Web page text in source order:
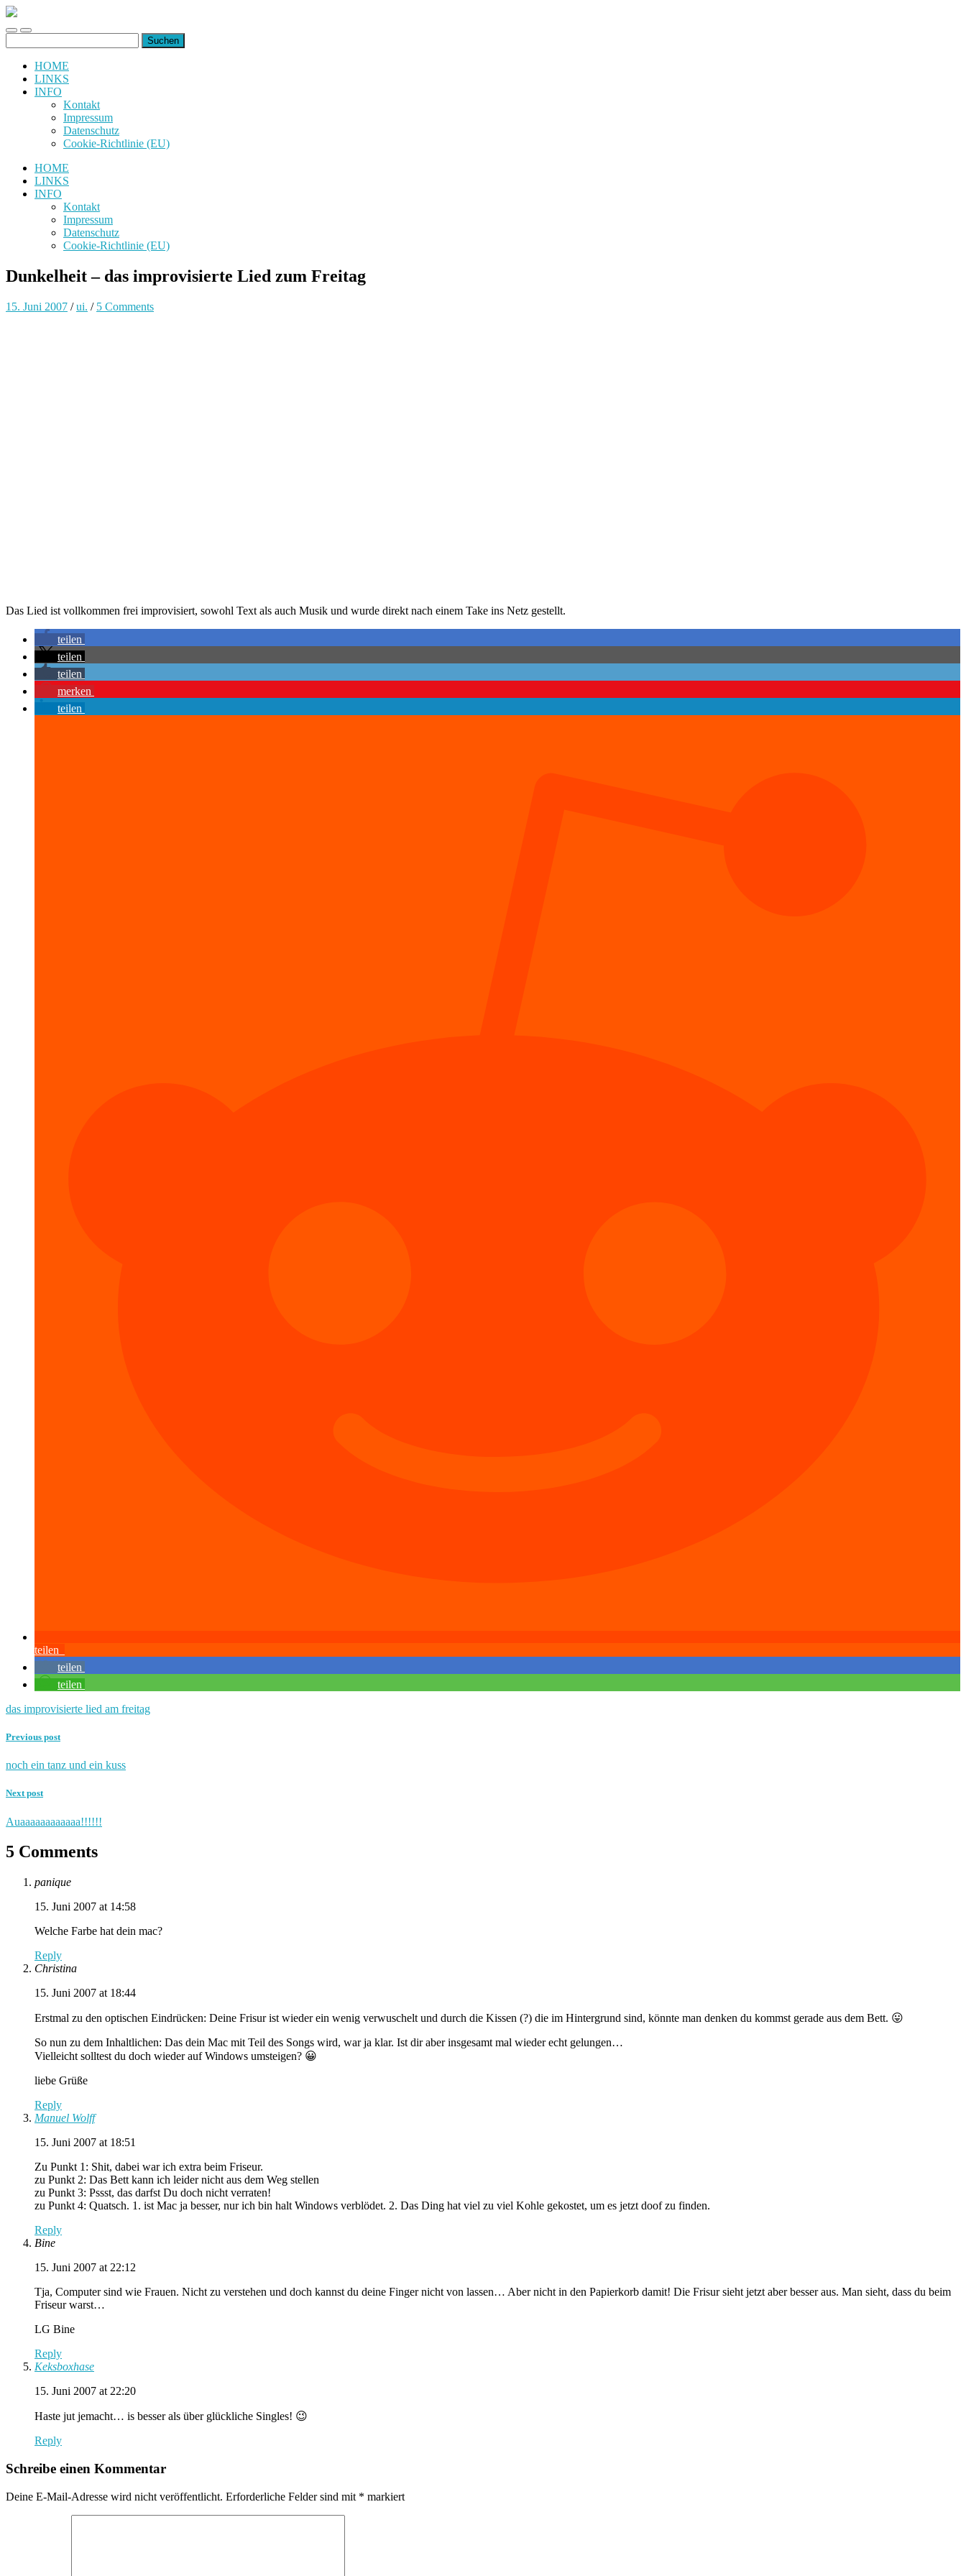
uiuiuiuiuiuiui.de
Toggle
mobile
Toggle
search
nach:
HOME
LINKS
INFO
Kontakt
Impressum
Datenschutz
Cookie-Richtlinie (EU)
HOME
LINKS
INFO
Kontakt
Impressum
Datenschutz
Cookie-Richtlinie (EU)
Dunkelheit – das improvisierte Lied zum Freitag
15. Juni 2007 /ui. / 5 Comments
Das Lied ist vollkommen frei improvisiert, sowohl Text als auch Musik und wurde direkt nach einem Take ins Netz gestellt.
teilen
teilen
teilen
merken
teilen
teilen
teilen
teilen
das improvisierte lied am freitag
Previous post
noch ein tanz und ein kuss
Next post
Auaaaaaaaaaaaa!!!!!!
5 Comments
panique
15. Juni 2007 at 14:58
Welche Farbe hat dein mac?
Reply
Christina
15. Juni 2007 at 18:44
Erstmal zu den optischen Eindrücken: Deine Frisur ist wieder ein wenig verwuschelt und durch die Kissen (?) die im Hintergrund sind, könnte man denken du kommst gerade aus dem Bett. 😛
So nun zu dem Inhaltlichen: Das dein Mac mit Teil des Songs wird, war ja klar. Ist dir aber insgesamt mal wieder echt gelungen…
Vielleicht solltest du doch wieder auf Windows umsteigen? 😀
liebe Grüße
Reply
Manuel Wolff
15. Juni 2007 at 18:51
Zu Punkt 1: Shit, dabei war ich extra beim Friseur.
zu Punkt 2: Das Bett kann ich leider nicht aus dem Weg stellen
zu Punkt 3: Pssst, das darfst Du doch nicht verraten!
zu Punkt 4: Quatsch. 1. ist Mac ja besser, nur ich bin halt Windows verblödet. 2. Das Ding hat viel zu viel Kohle gekostet, um es jetzt doof zu finden.
Reply
Bine
15. Juni 2007 at 22:12
Tja, Computer sind wie Frauen. Nicht zu verstehen und doch kannst du deine Finger nicht von lassen… Aber nicht in den Papierkorb damit! Die Frisur sieht jetzt aber besser aus. Man sieht, dass du beim
Friseur warst…
LG Bine
Reply
Keksboxhase
15. Juni 2007 at 22:20
Haste jut jemacht… is besser als über glückliche Singles! 😉
Reply
Schreibe einen Kommentar
Deine E-Mail-Adresse wird nicht veröffentlicht. Erforderliche Felder sind mit * markiert